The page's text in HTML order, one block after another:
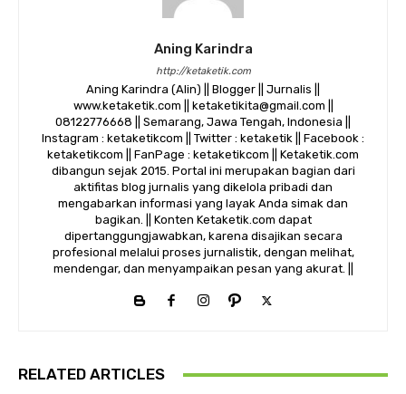
Aning Karindra
http://ketaketik.com
Aning Karindra (Alin) || Blogger || Jurnalis ||
www.ketaketik.com || ketaketikita@gmail.com ||
08122776668 || Semarang, Jawa Tengah, Indonesia ||
Instagram : ketaketikcom || Twitter : ketaketik || Facebook :
ketaketikcom || FanPage : ketaketikcom || Ketaketik.com
dibangun sejak 2015. Portal ini merupakan bagian dari
aktifitas blog jurnalis yang dikelola pribadi dan
mengabarkan informasi yang layak Anda simak dan
bagikan. || Konten Ketaketik.com dapat
dipertanggungjawabkan, karena disajikan secara
profesional melalui proses jurnalistik, dengan melihat,
mendengar, dan menyampaikan pesan yang akurat. ||
RELATED ARTICLES